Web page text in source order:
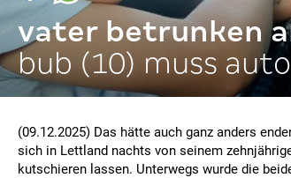
vater betrunken
bub (10) muss
(09.12.2025) Das hätte auch ganz anders
sich in Lettland nachts von seinem
kutschieren lassen. Unterwegs wurde die